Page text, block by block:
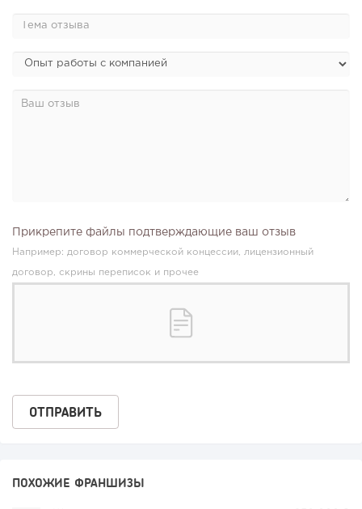
Прикрепите файлы подтверждающие ваш отзыв
Например: договор коммерческой концессии, лицензионный
договор, скрины переписок и прочее
ПОХОЖИЕ ФРАНШИЗЫ